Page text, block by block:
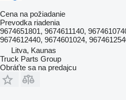
Cena na požiadanie
Prevodka riadenia
9674651801, 9674611140,
9674612440, 9674601024,
Litva, Kaunas
Truck Parts Group
Obráťte sa na predajcu